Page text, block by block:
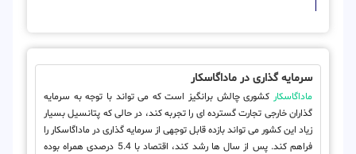
سرمایه گذاری در ماداگاسکار
ماداگاسکار کشوری چالش برانگیز است که می تواند با توجه به سرمایه
گذاران خارجی تجارت گسترده ای را تجربه کند، در حالی که پتانسیل بسیار
زیاد این کشور می تواند بازده قابل توجهی از سرمایه گذاری در ماداگاسکار را
فراهم کند. پس از سال ها رشد کند، اقتصاد با 5.4 درصدی همراه بوده